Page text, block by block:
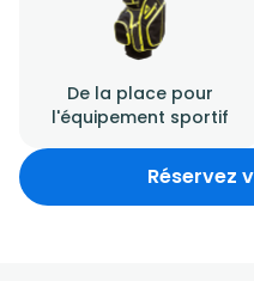
De la place pour
l'équipement sportif
Réservez